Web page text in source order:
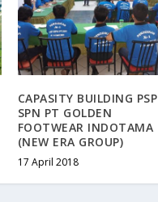
CAPASITY BUILDING PSP
SPN PT GOLDEN
FOOTWEAR INDOTAMA
(NEW ERA GROUP)
17 April 2018